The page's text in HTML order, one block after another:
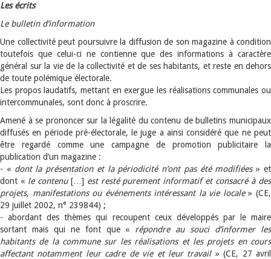
Les écrits
Le bulletin d’information
Une collectivité peut poursuivre la diffusion de son magazine à condition
toutefois que celui-ci ne contienne que des informations à caractère
général sur la vie de la collectivité et de ses habitants, et reste en dehors
de toute polémique électorale.
Les propos laudatifs, mettant en exergue les réalisations communales ou
intercommunales, sont donc à proscrire.
Amené à se prononcer sur la légalité du contenu de bulletins municipaux
diffusés en période pré-électorale, le juge a ainsi considéré que ne peut
être regardé comme une campagne de promotion publicitaire la
publication d’un magazine :
- « dont la présentation et la périodicité n’ont pas été modifiées» et
dont « le contenu […] est resté purement informatif et consacré à des
projets, manifestations ou événements intéressant la vie locale» (CE,
29 juillet 2002, n° 239844) ;
- abordant des thèmes qui recoupent ceux développés par le maire
sortant mais qui ne font que « répondre au souci d’informer les
habitants de la commune sur les réalisations et les projets en cours
affectant notamment leur cadre de vie et leur travail» (CE, 27 avril